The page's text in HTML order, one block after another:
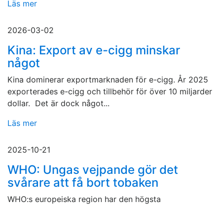
Läs mer
2026-03-02
Kina: Export av e-cigg minskar
något
Kina dominerar exportmarknaden för e-cigg. År 2025
exporterades e-cigg och tillbehör för över 10 miljarder
dollar. Det är dock något...
Läs mer
2025-10-21
WHO: Ungas vejpande gör det
svårare att få bort tobaken
WHO:s europeiska region har den högsta